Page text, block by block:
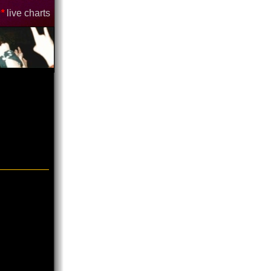
live charts